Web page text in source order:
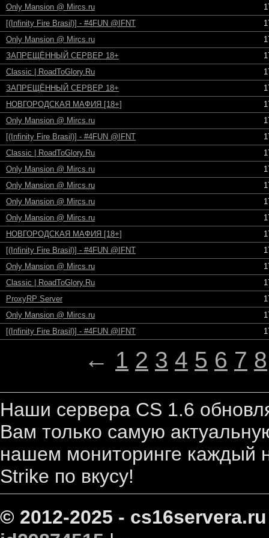
Only Mansion @ Mircs.ru
[(Infinity Fire Brasil)] - #4FUN @IFNT
Only Mansion @ Mircs.ru
ЗАПРЕЩЁННЫЙ СЕРВЕР 18+
Classic | RoadToGlory.Ru
ЗАПРЕЩЁННЫЙ СЕРВЕР 18+
НОВГОРОДСКАЯ МАФИЯ [18+]
Only Mansion @ Mircs.ru
[(Infinity Fire Brasil)] - #4FUN @IFNT
Classic | RoadToGlory.Ru
Only Mansion @ Mircs.ru
Only Mansion @ Mircs.ru
Only Mansion @ Mircs.ru
Only Mansion @ Mircs.ru
НОВГОРОДСКАЯ МАФИЯ [18+]
[(Infinity Fire Brasil)] - #4FUN @IFNT
Only Mansion @ Mircs.ru
Classic | RoadToGlory.Ru
ProxyRP Server
Only Mansion @ Mircs.ru
[(Infinity Fire Brasil)] - #4FUN @IFNT
← 1 2 3 4 5 6 7 8
Наши сервера CS 1.6
Вам только самую
нашем мониторинге каждый
Strike по вкусу!
© 2012-2025 - cs16servera.ru